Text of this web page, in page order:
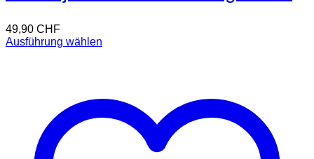
49,90 CHF
Ausführung wählen